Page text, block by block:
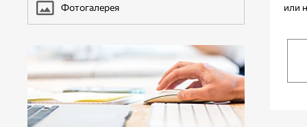
Фотогалерея
или